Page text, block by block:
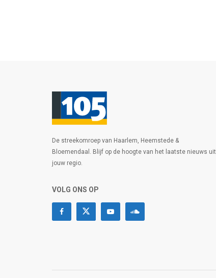
De streekomroep van Haarlem, Heemstede &
Bloemendaal. Blijf op de hoogte van het laatste nieuws uit
jouw regio.
VOLG ONS OP